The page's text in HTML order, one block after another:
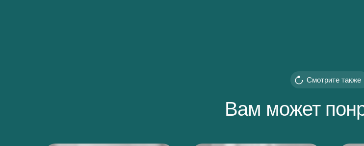
Вам может
Смотрите также